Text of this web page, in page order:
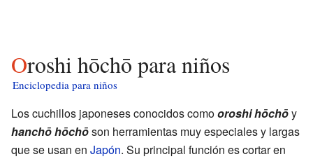
Oroshi hōchō para niños
Enciclopedia para niños
Los cuchillos japoneses conocidos comooroshi hōchōy
hanchō hōchōson herramientas muy especiales y largas
que se usan en Japón. Su principal función es cortar en